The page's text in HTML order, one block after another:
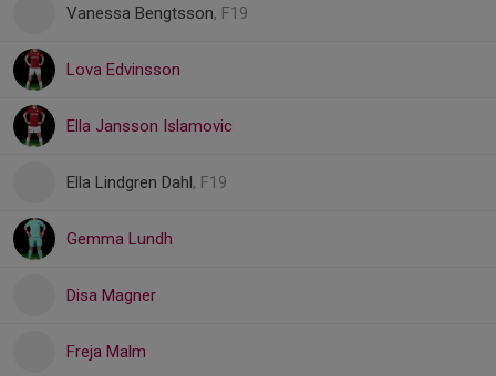
Vanessa Bengtsson, F19
Lova Edvinsson
Ella Jansson Islamovic
Ella Lindgren Dahl, F19
Gemma Lundh
Disa Magner
Freja Malm